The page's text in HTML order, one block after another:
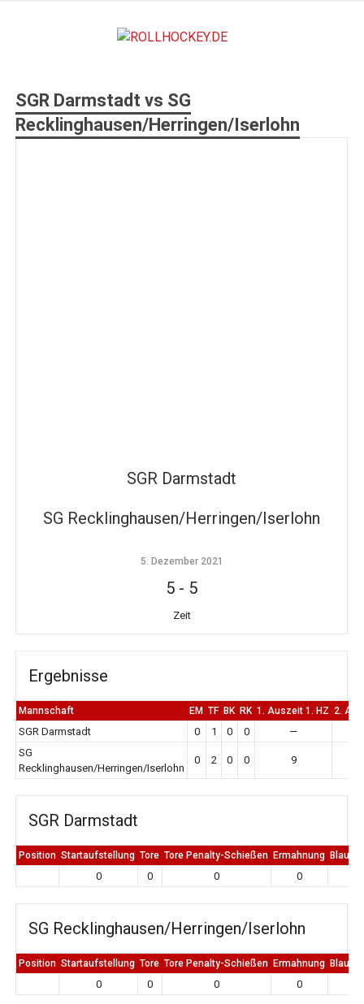
SGR Darmstadt vs SG
Recklinghausen/Herringen/Iserlohn
SGR Darmstadt
SG Recklinghausen/Herringen/Iserlohn
5. Dezember 2021
5 - 5
Zeit
Ergebnisse
Mannschaft EM TF BK RK 1. Auszeit 1. HZ 2.
SGR Darmstadt 0 1 0 0
—
SG
Recklinghausen/Herringen/Iserlohn
0 2 0 0 9
SGR Darmstadt
Position Startaufstellung Tore Tore Penalty-Schießen Ermahnung Blaue
0 0 0 0
SG Recklinghausen/Herringen/Iserlohn
Position Startaufstellung Tore Tore Penalty-Schießen Ermahnung Blaue
0 0 0 0